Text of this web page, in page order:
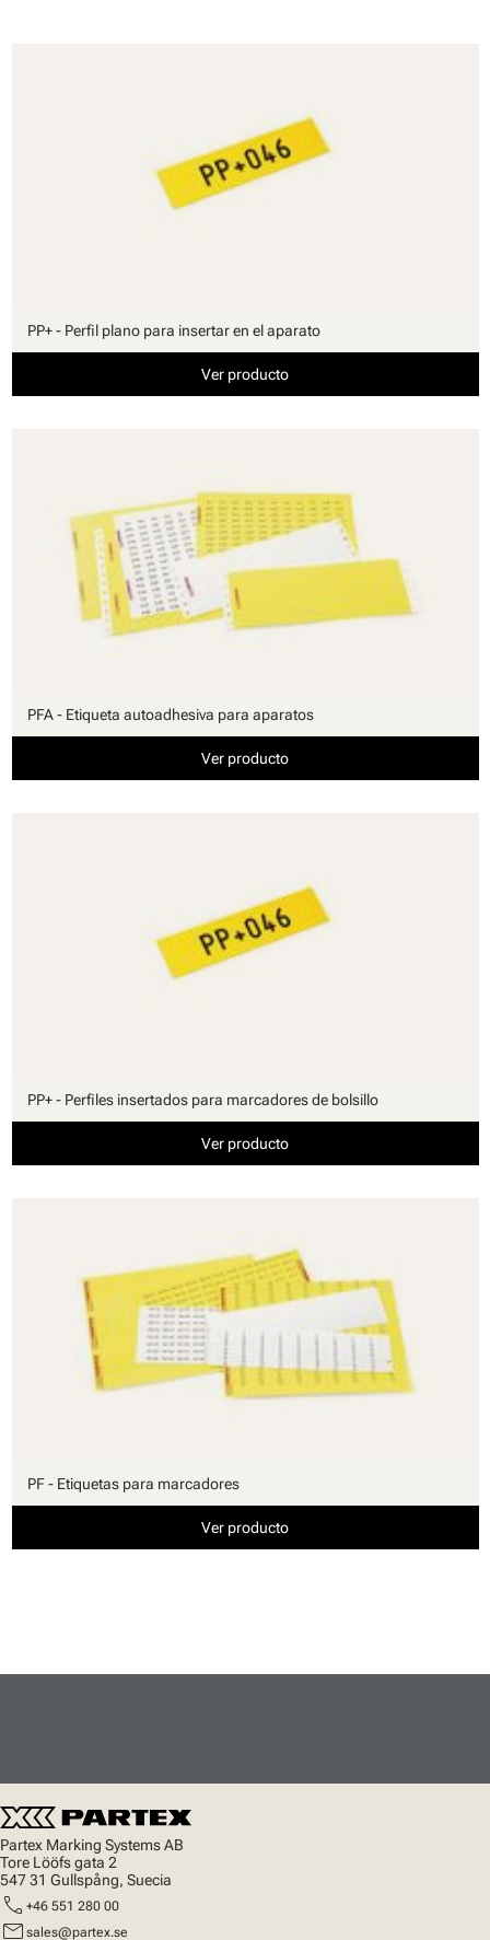
PP+ - Perfil plano para insertar en el aparato
Ver producto
PFA - Etiqueta autoadhesiva para aparatos
Ver producto
PP+ - Perfiles insertados para marcadores de bolsillo
Ver producto
PF - Etiquetas para marcadores
Ver producto
Partex Marking Systems AB
Tore Lööfs gata 2
547 31 Gullspång, Suecia
call +46 551 280 00
mail sales@partex.se